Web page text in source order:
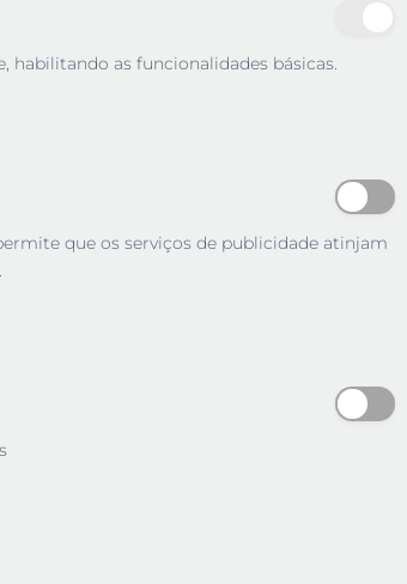
as funcionalidades básicas.
que os serviços de publicidade atinjam